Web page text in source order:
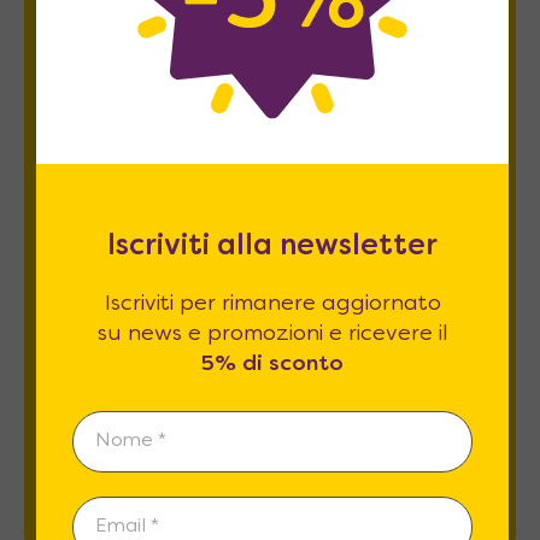
Newsletter
Iscriviti per rimanere aggiornato su news
e promozioni e ricevere il5% di sconto
Esprimo il mio consenso al trattamento dati
relativamente al punto 2 A e Bdell'informativa
REGISTRATI
Iscriviti alla newsletter
Iscriviti per rimanere aggiornato
su news e promozioni e ricevere il
5% di sconto